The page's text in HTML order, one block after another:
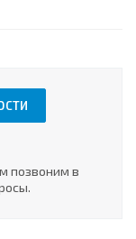
позвоним в